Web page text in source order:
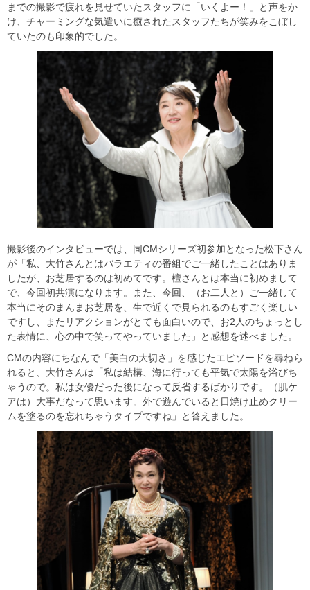
までの撮影で疲れを見せていたスタッフに「いくよー！」と声をか
け、チャーミングな気遣いに癒されたスタッフたちが笑みをこぼし
ていたのも印象的でした。
撮影後のインタビューでは、同CMシリーズ初参加となった松下さん
が「私、大竹さんとはバラエティの番組でご一緒したことはありま
したが、お芝居するのは初めてです。檀さんとは本当に初めまして
で、今回初共演になります。また、今回、（お二人と）ご一緒して
本当にそのまんまお芝居を、生で近くで見られるのもすごく楽しい
ですし、またリアクションがとても面白いので、お2人のちょっとし
た表情に、心の中で笑ってやっていました」と感想を述べました。
CMの内容にちなんで「美白の大切さ」を感じたエピソードを尋ねら
れると、大竹さんは「私は結構、海に行っても平気で太陽を浴びち
ゃうので。私は女優だった後になって反省するばかりです。（肌ケ
アは）大事だなって思います。外で遊んでいると日焼け止めクリー
ムを塗るのを忘れちゃうタイプですね」と答えました。